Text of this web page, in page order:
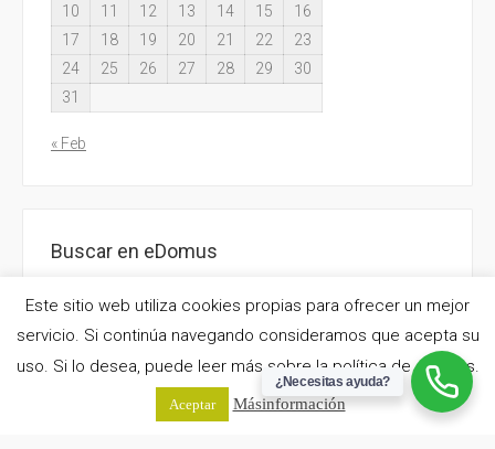
10
11 12 13 14 15
16
17
18 19 20 21 22
23
24
25 26 27 28 29
30
31
« Feb
Buscar en eDomus
Search:
Este sitio web utiliza cookies propias para ofrecer un mejor
servicio. Si continúa navegando consideramos que acepta su
uso. Si lo desea, puede leer más sobre la política de cookies.
Aceptar Más información
¿Necesitas ayuda?